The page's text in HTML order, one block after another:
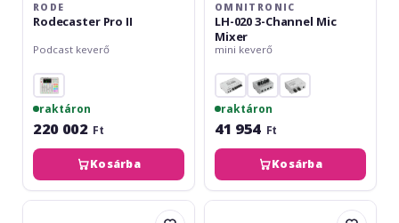
RODE
Rodecaster Pro II
Podcast keverő
raktáron
220 002 Ft
Kosárba
OMNITRONIC
LH-020 3-Channel Mic
Mixer
mini keverő
raktáron
41 954 Ft
Kosárba
Omnitronic
Palmer